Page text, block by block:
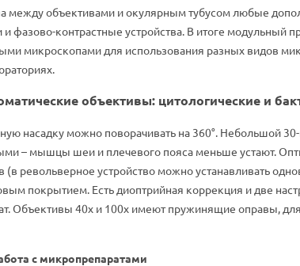
между объективами и окулярным тубусом любые
и фазово-контрастные устройства. В итоге модульный
микроскопами для использования разных видов
объективы: цитологические и
насадку можно поворачивать на 360°. Небольшой
– мышцы шеи и плечевого пояса меньше устают.
(в револьверное устройство можно устанавливать
покрытием. Есть диоптрийная коррекция и две
Объективы 40х и 100х имеют пружинящие оправы,
с микропрепаратами